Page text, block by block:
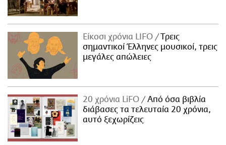
Είκοσι χρόνια LIFO
Tρεις
σημαντικοί Έλληνες μουσικοί, τρεις
μεγάλες απώλειες
20 χρόνια LiFO
Από όσα βιβλία
διάβασες τα τελευταία 20 χρόνια,
αυτό ξεχωρίζεις